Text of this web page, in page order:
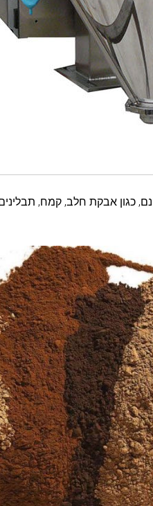
כגון אבקת חלב, קמח,